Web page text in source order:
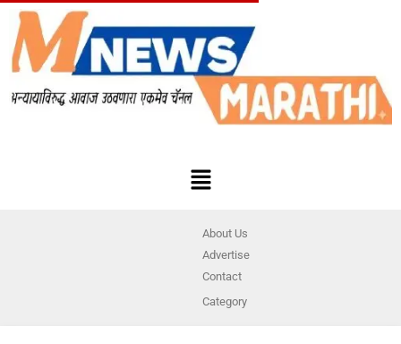
About Us
Advertise
Contact
Category